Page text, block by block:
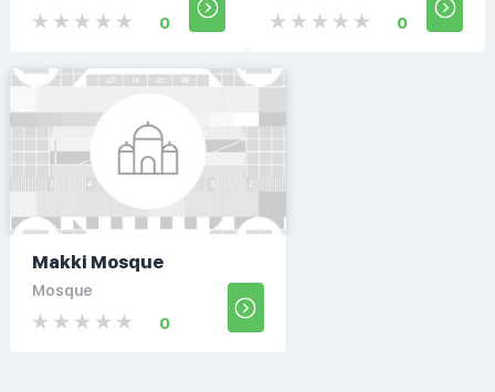
0
0
Makki Mosque
Mosque
0